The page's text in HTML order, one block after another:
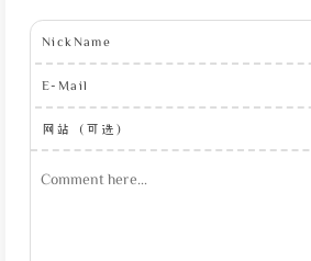
NickName
E-Mail
网站（可选）